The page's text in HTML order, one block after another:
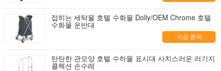
접히는 세탁물 호텔 수화물 Dolly/OEM Chrome 호텔
수화물 운반대
지금 문의
탄탄한 관모양 호텔 수하물 표시대 사치스러운 러기지
콜렉션 손수레